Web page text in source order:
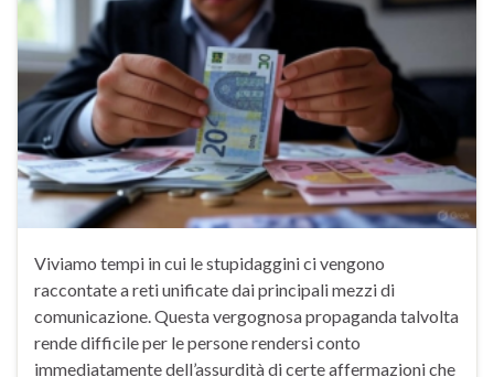
Viviamo tempi in cui le stupidaggini ci vengono
raccontate a reti unificate dai principali mezzi di
comunicazione. Questa vergognosa propaganda talvolta
rende difficile per le persone rendersi conto
immediatamente dell’assurdità di certe affermazioni che